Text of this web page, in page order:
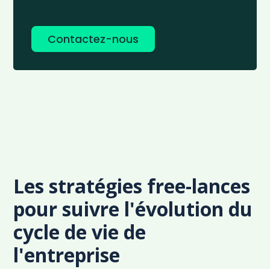
Contactez-nous
Les stratégies free-lances
pour suivre l'évolution du
cycle de vie de
l'entreprise